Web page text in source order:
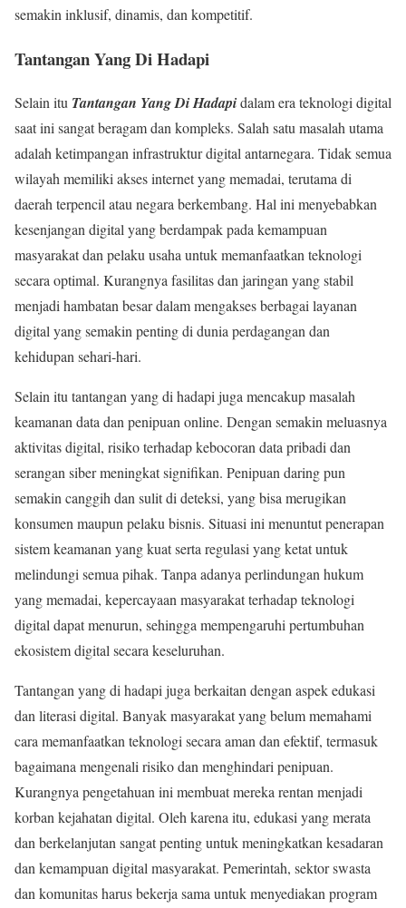
semakin inklusif, dinamis, dan kompetitif.
Tantangan Yang Di Hadapi
Selain itu Tantangan Yang Di Hadapidalam era teknologi digital
saat ini sangat beragam dan kompleks. Salah satu masalah utama
adalah ketimpangan infrastruktur digital antarnegara. Tidak semua
wilayah memiliki akses internet yang memadai, terutama di
daerah terpencil atau negara berkembang. Hal ini menyebabkan
kesenjangan digital yang berdampak pada kemampuan
masyarakat dan pelaku usaha untuk memanfaatkan teknologi
secara optimal. Kurangnya fasilitas dan jaringan yang stabil
menjadi hambatan besar dalam mengakses berbagai layanan
digital yang semakin penting di dunia perdagangan dan
kehidupan sehari-hari.
Selain itu tantangan yang di hadapi juga mencakup masalah
keamanan data dan penipuan online. Dengan semakin meluasnya
aktivitas digital, risiko terhadap kebocoran data pribadi dan
serangan siber meningkat signifikan. Penipuan daring pun
semakin canggih dan sulit di deteksi, yang bisa merugikan
konsumen maupun pelaku bisnis. Situasi ini menuntut penerapan
sistem keamanan yang kuat serta regulasi yang ketat untuk
melindungi semua pihak. Tanpa adanya perlindungan hukum
yang memadai, kepercayaan masyarakat terhadap teknologi
digital dapat menurun, sehingga mempengaruhi pertumbuhan
ekosistem digital secara keseluruhan.
Tantangan yang di hadapi juga berkaitan dengan aspek edukasi
dan literasi digital. Banyak masyarakat yang belum memahami
cara memanfaatkan teknologi secara aman dan efektif, termasuk
bagaimana mengenali risiko dan menghindari penipuan.
Kurangnya pengetahuan ini membuat mereka rentan menjadi
korban kejahatan digital. Oleh karena itu, edukasi yang merata
dan berkelanjutan sangat penting untuk meningkatkan kesadaran
dan kemampuan digital masyarakat. Pemerintah, sektor swasta
dan komunitas harus bekerja sama untuk menyediakan program